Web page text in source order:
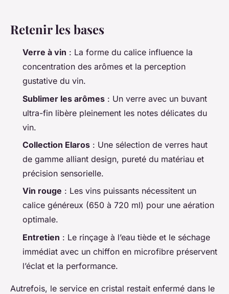
Retenir les bases
Verre à vin : La forme du calice influence la
concentration des arômes et la perception
gustative du vin.
Sublimer les arômes : Un verre avec un buvant
ultra-fin libère pleinement les notes délicates du
vin.
Collection Elaros : Une sélection de verres haut
de gamme alliant design, pureté du matériau et
précision sensorielle.
Vin rouge : Les vins puissants nécessitent un
calice généreux (650 à 720 ml) pour une aération
optimale.
Entretien : Le rinçage à l’eau tiède et le séchage
immédiat avec un chiffon en microfibre préservent
l’éclat et la performance.
Autrefois, le service en cristal restait enfermé dans le